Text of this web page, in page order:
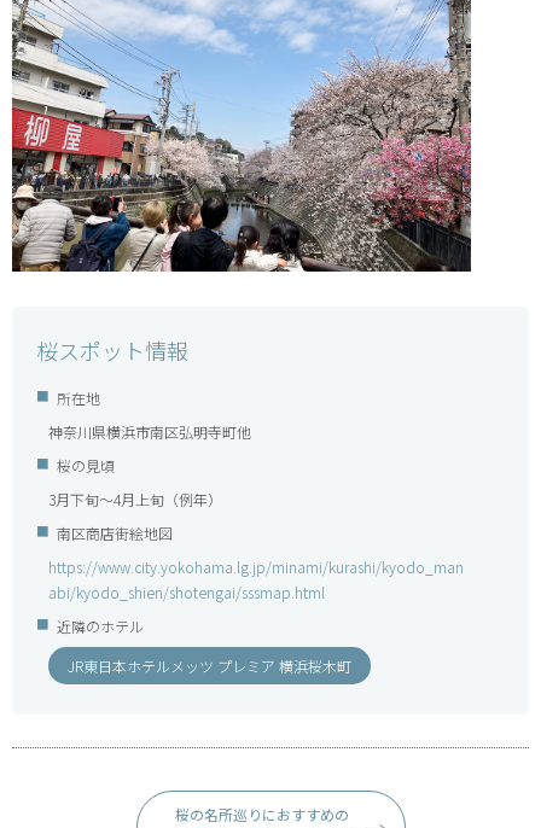
桜スポット情報
所在地
神奈川県横浜市南区弘明寺町他
桜の見頃
3月下旬～4月上旬（例年）
南区商店街絵地図
https://www.city.yokohama.lg.jp/minami/kurashi/kyodo_man
abi/kyodo_shien/shotengai/sssmap.html
近隣のホテル
JR東日本ホテルメッツ プレミア 横浜桜木町
桜の名所巡りにおすすめの